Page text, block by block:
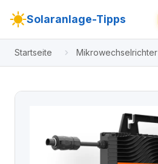
Solaranlage-Tipps
Startseite Mikrowechselrichter